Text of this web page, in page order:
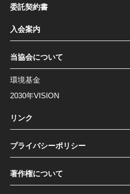
委託契約書
入会案内
当協会について
環境基金
2030年VISION
リンク
プライバシーポリシー
著作権について